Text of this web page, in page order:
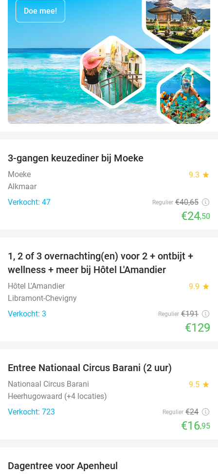
Doe mee!
3-gangen keuzediner bij Moeke
Moeke 9.3 star
Alkmaar
Verkocht: 47
Regulier €40,65
€24,50
32%
TODAY
1, 2 of 3 overnachting(en) voor 2 + ontbijt +
wellness + meer bij Hôtel L'Amandier
Hôtel L'Amandier 9.9 star
Libramont-Chevigny
Verkocht: 3
Regulier €191
€129
Entree Nationaal Circus Barani (2 uur)
Nationaal Circus Barani 9.5 star
Heerhugowaard (+4 locaties)
Verkocht: 723
Regulier €24
€16,95
Dagentree voor Apenheul